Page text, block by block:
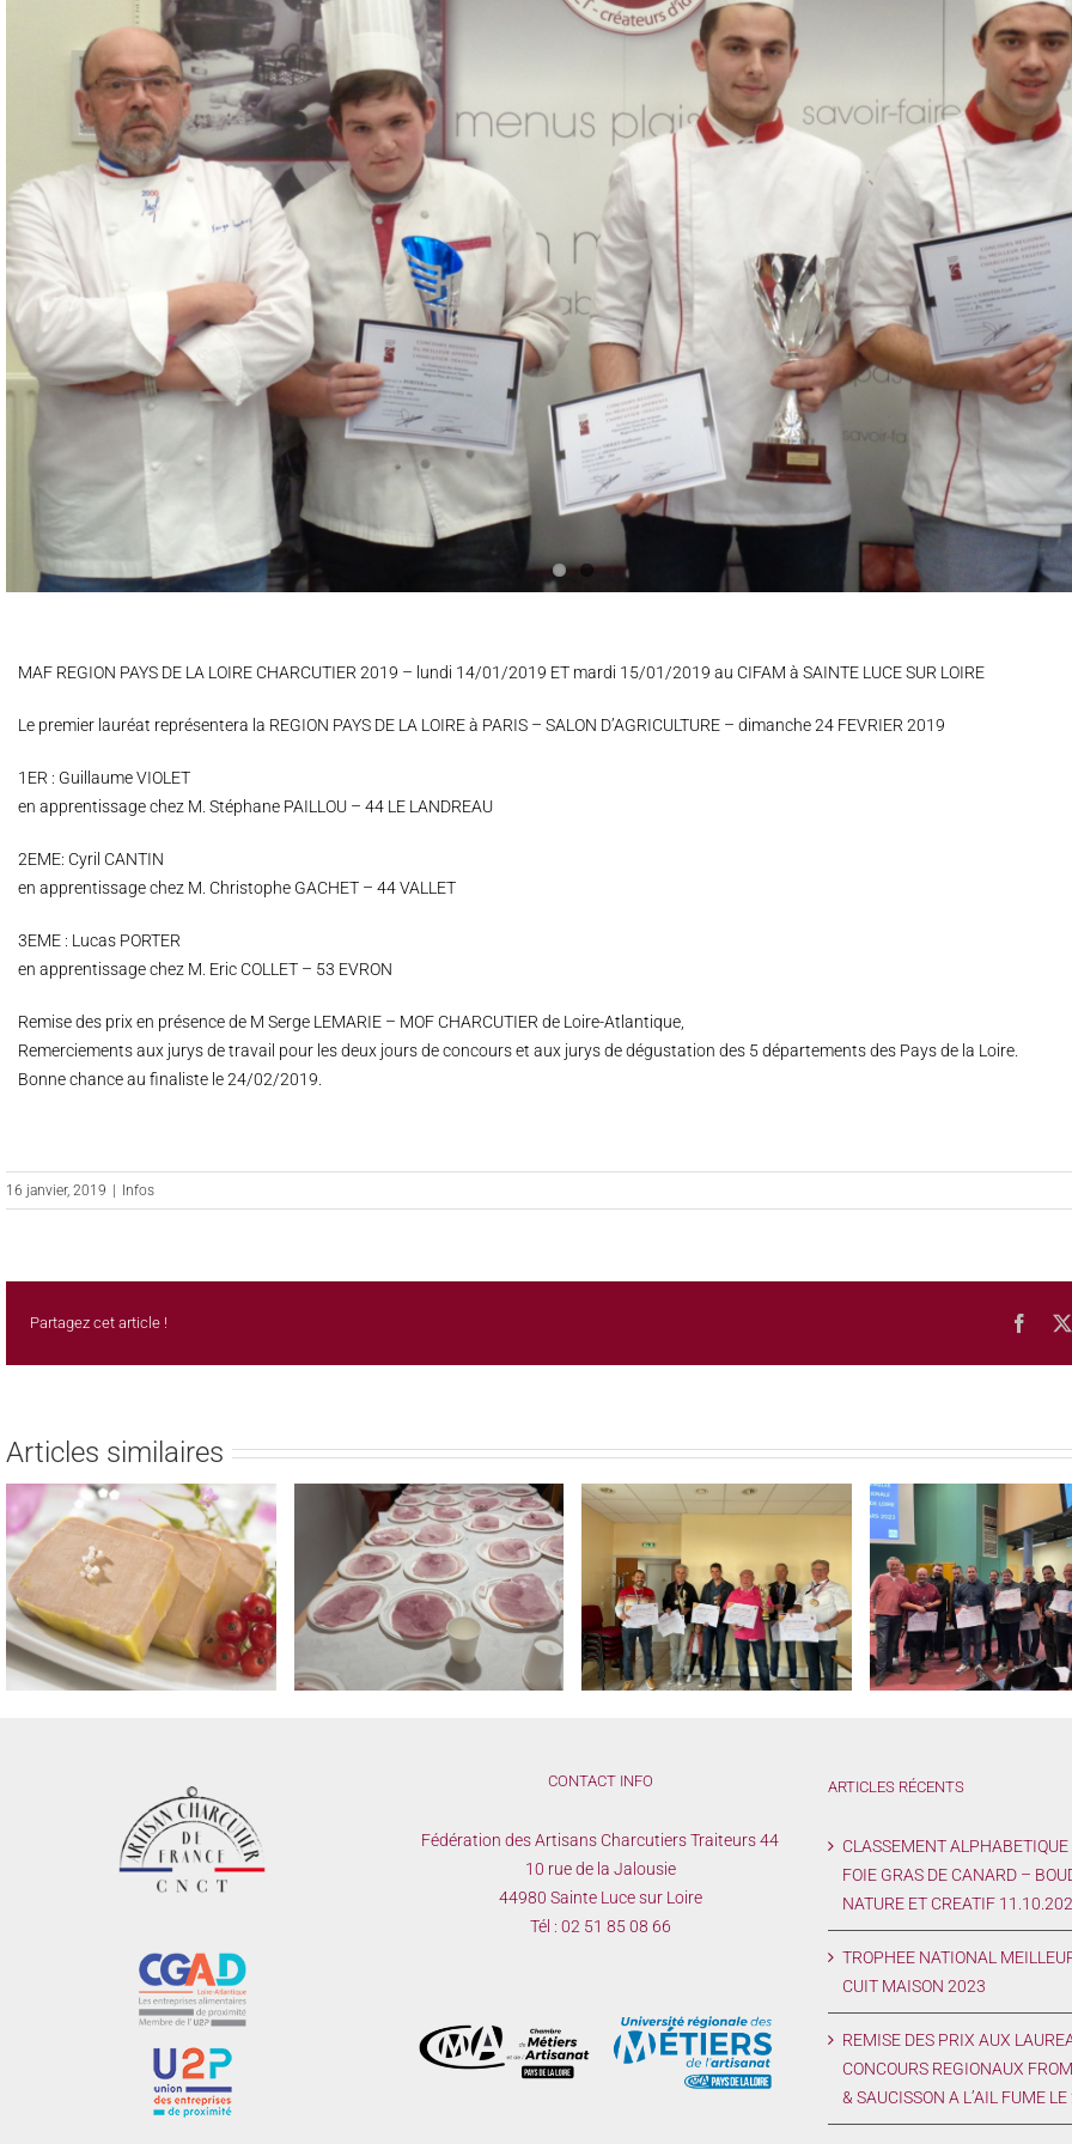
MAF REGION PAYS DE LA LOIRE CHARCUTIER 2019 – lundi 14/01/2019 ET mardi 15/01/2019 au CIFAM à SAINTE LUCE SUR LOIRE
Le premier lauréat représentera la REGION PAYS DE LA LOIRE à PARIS – SALON D’AGRICULTURE – dimanche 24 FEVRIER 2019
1ER : Guillaume VIOLET
en apprentissage chez M. Stéphane PAILLOU – 44 LE LANDREAU
2EME: Cyril CANTIN
en apprentissage chez M. Christophe GACHET – 44 VALLET
3EME : Lucas PORTER
en apprentissage chez M. Eric COLLET – 53 EVRON
Remise des prix en présence de M Serge LEMARIE – MOF CHARCUTIER de Loire-Atlantique,
Remerciements aux jurys de travail pour les deux jours de concours et aux jurys de dégustation des 5 départements des Pays de la Loire.
Bonne chance au finaliste le 24/02/2019.
16 janvier, 2019 Infos
Partagez cet article !
Articles similaires
TROPHEE NATIONAL MEILLEUR
JAMBON CUIT MAISON 2023
REMISE DES PRIX AUX
LAUREATS DES CONCOURS
REGIONAUX FROMAGE DE
TETE & SAUCISSON A L’AIL
FUME LE 22 MAI 2023
REMISE DES PRIX AUX
LAUREATS des CONCOURS
2023 à l’Assemblée Générale du
27/03/2023
CLASSEMENT
CONCOURS FOIE
CANARD – BOUDIN
NATURE ET CREATIF
CONTACT INFO
Fédération des Artisans Charcutiers Traiteurs 44
10 rue de la Jalousie
44980 Sainte Luce sur Loire
Tél : 02 51 85 08 66
ARTICLES RÉCENTS
CLASSEMENT ALPHABETIQUE
FOIE GRAS DE CANARD –
NATURE ET CREATIF
TROPHEE NATIONAL
CUIT MAISON 2023
REMISE DES PRIX AUX
CONCOURS REGIONAUX
& SAUCISSON A L’AIL FUME